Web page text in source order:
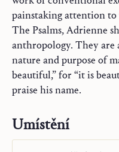
painstaking attention
The Psalms, Adrienne
anthropology. They are
nature and purpose of
beautiful,” for “it is
praise his name.
Umístění